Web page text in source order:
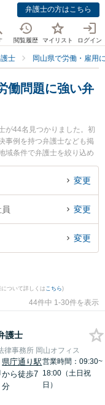
弁護士の方はこちら
閲覧履歴 マイリスト ログイン
士 岡山県で労働・雇用
働問題に強い弁
が44名見つかりました。初
事例を持つ弁護士なども掲
域条件で弁護士を絞り込め
内定取消等の細かな分野で
法律事務所 岡山オフィスの
生した正社員・契約社員の
』『正社員・契約社員の労
検索したい』『初回相談無
変更
変更
変更
ついて詳しくはこちら)
44件中 1-30件を表示
護士
律事務所 岡山オフィス
県庁通り駅
から徒歩7
分
営業時間：09:30~
18:00（土日祝
日）